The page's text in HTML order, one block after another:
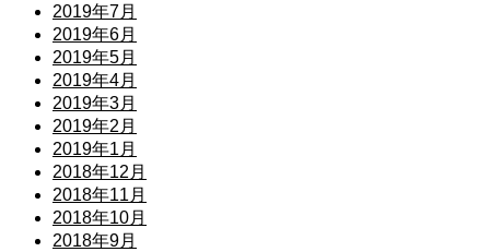
2019年7月
2019年6月
2019年5月
2019年4月
2019年3月
2019年2月
2019年1月
2018年12月
2018年11月
2018年10月
2018年9月